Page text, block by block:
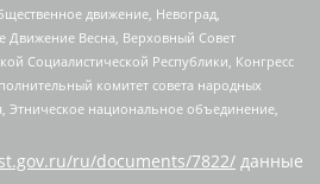
движение, Невоград,
Движение Весна, Верховный Совет
Социалистической Республики, Конгресс
комитет совета народных
Этническое национальное объединение,
ru/documents/7822/ данные